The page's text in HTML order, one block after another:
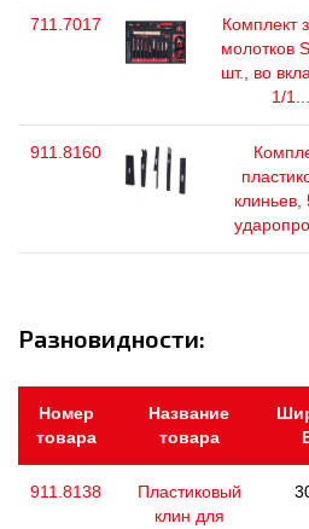
711.7017
Комплект
молотков
шт., во
1/1...
911.8160
клиньев,
Разновидности:
Номер
товара
Название
товара
911.8138
Пластиковый
клин для